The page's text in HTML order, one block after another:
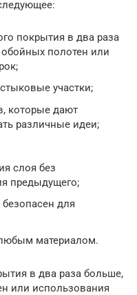
покрытия в два раза
полотен или
участки;
которые дают
различные идеи;
слоя без
предыдущего;
для
материалом.
в два раза больше,
или использования